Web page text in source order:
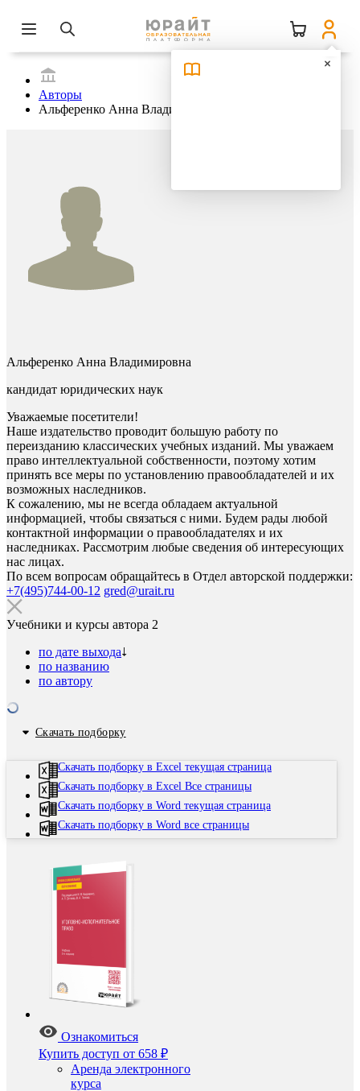
Авторы
Альференко Анна Владимировна
Альференко Анна Владимировна
кандидат юридических наук
Уважаемые посетители!
Наше издательство проводит большую работу по
переизданию классических учебных изданий. Мы уважаем
право интеллектуальной собственности, поэтому хотим
принять все меры по установлению правообладателей и их
возможных наследников.
К сожалению, мы не всегда обладаем актуальной
информацией, чтобы связаться с ними. Будем рады любой
контактной информации о правообладателях и их
наследниках. Рассмотрим любые сведения об интересующих
нас лицах.
По всем вопросам обращайтесь в Отдел авторской поддержки:
+7(495)744-00-12 gred@urait.ru
Учебники и курсы автора 2
по дате выхода
по названию
по автору
Скачать подборку
Скачать подборку в Excel текущая страница
Скачать подборку в Excel Все страницы
Скачать подборку в Word текущая страница
Скачать подборку в Word все страницы
Ознакомиться
Купить доступ от 658 ₽
Аренда электронного
курса